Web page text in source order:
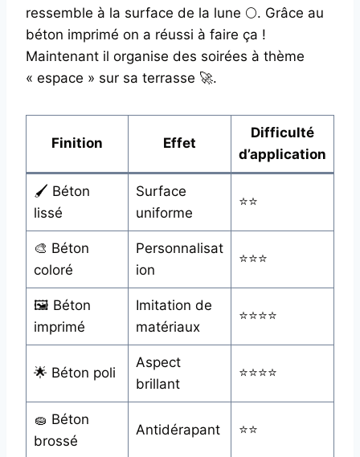
ressemble à la surface de la lune 🌕. Grâce au
béton imprimé on a réussi à faire ça !
Maintenant il organise des soirées à thème
« espace » sur sa terrasse 🚀.
Finition Effet
Difficulté
d’application
🖌️ Béton
lissé
Surface
uniforme
⭐⭐
🎨 Béton
coloré
Personnalisat
ion
⭐⭐⭐
🖼️ Béton
imprimé
Imitation de
matériaux
⭐⭐⭐⭐
🌟 Béton poli
Aspect
brillant
⭐⭐⭐⭐
🧽 Béton
brossé
Antidérapant ⭐⭐